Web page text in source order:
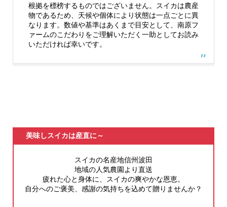
根拠を標榜するものではございません。スイカは農産
物であるため、天候や個体により状態は一点ごとに異
なります。数値や基準はあくまで目安として、南原フ
ァームのこだわりをご理解いただく一助としてお読み
いただければ幸いです。
美味しスイカは産直に～
スイカの名産地信州波田
地域の人気農園より直送
疲れた心と身体に、スイカの爽やかな恩恵。
自分へのご褒美、感謝の気持ちを込めて贈りませんか？